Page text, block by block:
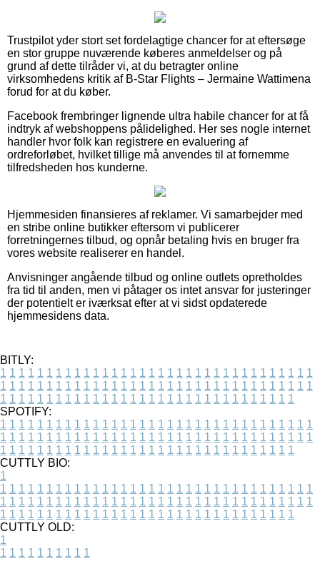
Trustpilot yder stort set fordelagtige chancer for at eftersøge
en stor gruppe nuværende køberes anmeldelser og på
grund af dette tilråder vi, at du betragter online
virksomhedens kritik af B-Star Flights – Jermaine Wattimena
forud for at du køber.
Facebook frembringer lignende ultra habile chancer for at få
indtryk af webshoppens pålidelighed. Her ses nogle internet
handler hvor folk kan registrere en evaluering af
ordreforløbet, hvilket tillige må anvendes til at fornemme
tilfredsheden hos kunderne.
Hjemmesiden finansieres af reklamer. Vi samarbejder med
en stribe online butikker eftersom vi publicerer
forretningernes tilbud, og opnår betaling hvis en bruger fra
vores website realiserer en handel.
Anvisninger angående tilbud og online outlets opretholdes
fra tid til anden, men vi påtager os intet ansvar for justeringer
der potentielt er iværksat efter at vi sidst opdaterede
hjemmesidens data.
BITLY:
1 1 1 1 1 1 1 1 1 1 1 1 1 1 1 1 1 1 1 1 1 1 1 1 1 1 1 1 1 1 1 1 1 1
1 1 1 1 1 1 1 1 1 1 1 1 1 1 1 1 1 1 1 1 1 1 1 1 1 1 1 1 1 1 1 1 1 1
1 1 1 1 1 1 1 1 1 1 1 1 1 1 1 1 1 1 1 1 1 1 1 1 1 1 1 1 1 1 1 1
SPOTIFY:
1 1 1 1 1 1 1 1 1 1 1 1 1 1 1 1 1 1 1 1 1 1 1 1 1 1 1 1 1 1 1 1 1 1
1 1 1 1 1 1 1 1 1 1 1 1 1 1 1 1 1 1 1 1 1 1 1 1 1 1 1 1 1 1 1 1 1 1
1 1 1 1 1 1 1 1 1 1 1 1 1 1 1 1 1 1 1 1 1 1 1 1 1 1 1 1 1 1 1 1
CUTTLY BIO:
1
1 1 1 1 1 1 1 1 1 1 1 1 1 1 1 1 1 1 1 1 1 1 1 1 1 1 1 1 1 1 1 1 1 1
1 1 1 1 1 1 1 1 1 1 1 1 1 1 1 1 1 1 1 1 1 1 1 1 1 1 1 1 1 1 1 1 1 1
1 1 1 1 1 1 1 1 1 1 1 1 1 1 1 1 1 1 1 1 1 1 1 1 1 1 1 1 1 1 1 1
CUTTLY OLD:
1
1 1 1 1 1 1 1 1 1 1